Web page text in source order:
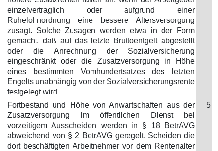
einzelvertraglich oder aufgrund einer
Ruhelohnordnung eine bessere Altersversorgung
zusagt. Solche Zusagen werden etwa in der Form
gemacht, daß auf das letzte Bruttoentgelt abgestellt
oder die Anrechnung der Sozialversicherung
eingeschränkt oder die Zusatzversorgung in Höhe
eines bestimmten Vomhundertsatzes des letzten
Engelts unabhängig von der Sozialversicherungsrente
festgelegt wird.
Fortbestand und Höhe von Anwartschaften aus der
Zusatzversorgung im öffentlichen Dienst bei
vorzeitigem Ausscheiden werden in § 18 BetrAVG
abweichend von § 2 BetrAVG geregelt. Scheiden die
dort beschäftigten Arbeitnehmer vor dem Rentenalter
5